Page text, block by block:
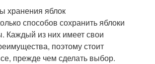
хранения яблок
способов сохранить яблоки
Каждый из них имеет свои
поэтому стоит
прежде чем сделать выбор.